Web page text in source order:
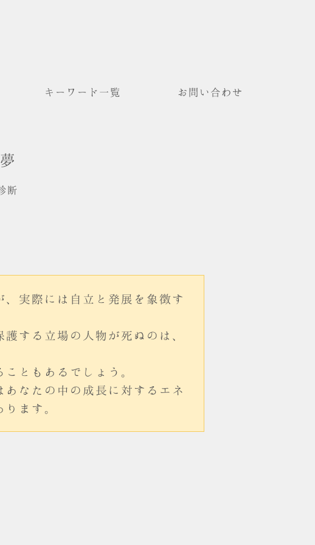
キーワード一覧 お問い合わせ
断
実際には自立と発展を象徴す
する立場の人物が死ぬのは、
ともあるでしょう。
なたの中の成長に対するエネ
ます。